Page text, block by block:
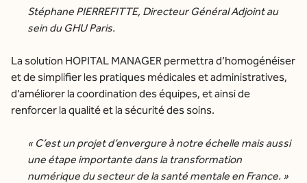
Stéphane PIERREFITTE, Directeur Général Adjoint au
sein du GHU Paris.
La solution HOPITAL MANAGER permettra d’homogénéiser
et de simplifier les pratiques médicales et administratives,
d’améliorer la coordination des équipes, et ainsi de
renforcer la qualité et la sécurité des soins.
« C’est un projet d’envergure à notre échelle mais aussi
une étape importante dans la transformation
numérique du secteur de la santé mentale en France. »